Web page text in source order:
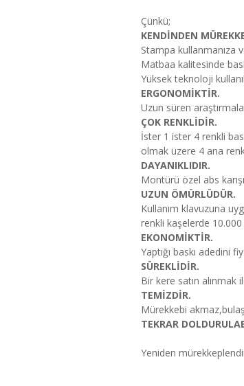
Çünkü;
KENDİNDEN
Stampa kullanmanıza
Matbaa kalitesinde
Yüksek teknoloji
ERGONOMİKTİR.
Uzun süren
ÇOK RENKLİDİR.
İster 1 ister 4 renkli
olmak üzere 4 ana
DAYANIKLIDIR.
Montürü özel abs
UZUN ÖMÜRLÜDÜR.
Kullanım klavuzuna
renkli kaşelerde 10.000
EKONOMİKTİR.
Yaptığı baskı adedini
SÜREKLİDİR.
Bir kere satın alınmak
TEMİZDİR.
Mürekkebi
TEKRAR
Yeniden